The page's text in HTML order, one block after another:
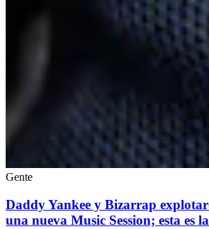
Gente
Daddy Yankee y Bizarrap
una nueva Music Session; esta es